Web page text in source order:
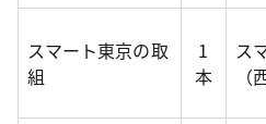
スマート東京の取
組
1
本
ス
（